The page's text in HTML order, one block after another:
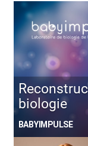
biologie
BABYIMPULSE